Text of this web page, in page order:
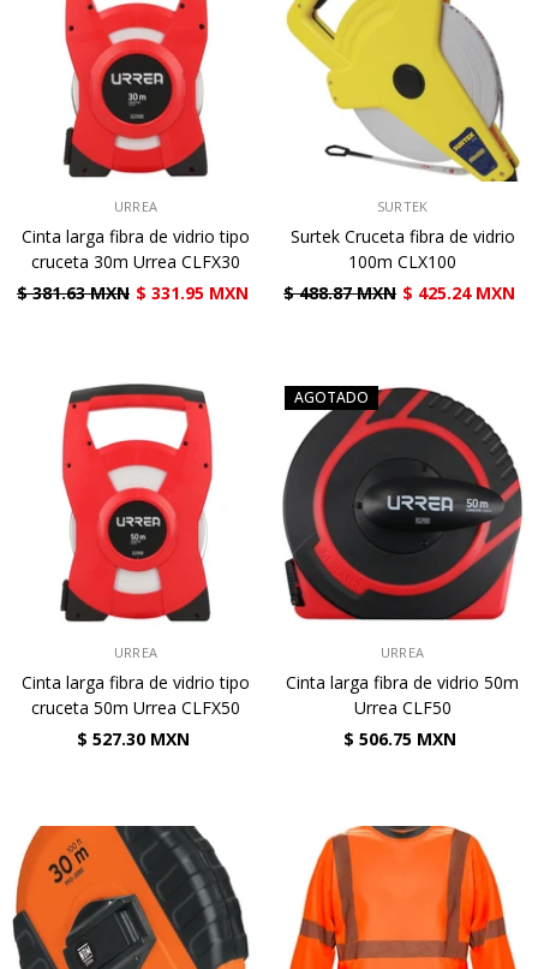
URREA
Cinta larga fibra de vidrio tipo
cruceta 30m Urrea CLFX30
$ 381.63 MXN $ 331.95 MXN
SURTEK
Surtek Cruceta fibra de vidrio
100m CLX100
$ 488.87 MXN $ 425.24 MXN
URREA
Cinta larga fibra de vidrio tipo
cruceta 50m Urrea CLFX50
$ 527.30 MXN
AGOTADO
URREA
Cinta larga fibra de vidrio 50m
Urrea CLF50
$ 506.75 MXN